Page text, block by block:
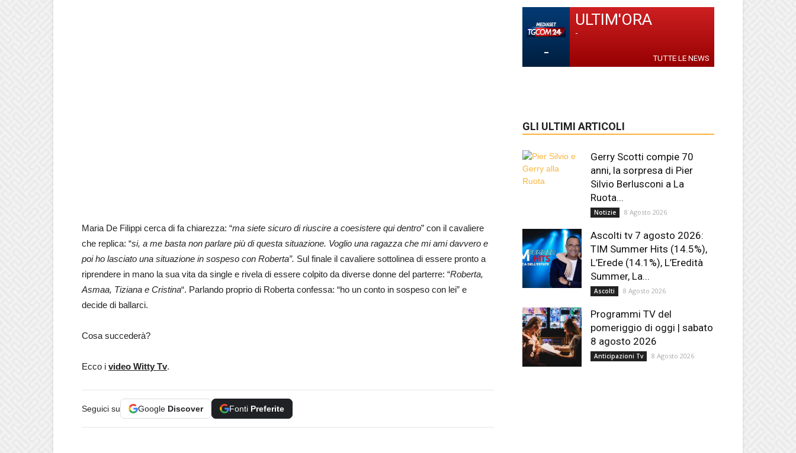
Maria De Filippi cerca di fa chiarezza: “ma siete sicuro di riuscire a coesistere qui dentro” con il cavaliere
che replica: “si, a me basta non parlare più di questa situazione. Voglio una ragazza che mi ami davvero e
poi ho lasciato una situazione in sospeso con Roberta”. Sul finale il cavaliere sottolinea di essere pronto a
riprendere in mano la sua vita da single e rivela di essere colpito da diverse donne del parterre: “Roberta,
Asmaa, Tiziana e Cristina“. Parlando proprio di Roberta confessa: “ho un conto in sospeso con lei” e
decide di ballarci.
Cosa succederà?
Ecco i video Witty Tv.
Seguici su Google Discover Fonti Preferite
-
ULTIM'ORA
-
TUTTE LE NEWS
GLI ULTIMI ARTICOLI
Gerry Scotti compie 70
anni, la sorpresa di Pier
Silvio Berlusconi a La
Ruota...
Notizie 8 Agosto 2026
Ascolti tv 7 agosto 2026:
TIM Summer Hits (14.5%),
L’Erede (14.1%), L’Eredità
Summer, La...
Ascolti 8 Agosto 2026
Programmi TV del
pomeriggio di oggi | sabato
8 agosto 2026
Anticipazioni Tv 8 Agosto 2026